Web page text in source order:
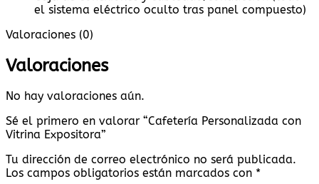
el sistema eléctrico oculto tras panel compuesto)
Valoraciones (0)
Valoraciones
No hay valoraciones aún.
Sé el primero en valorar “Cafetería Personalizada con
Vitrina Expositora”
Tu dirección de correo electrónico no será publicada.
Los campos obligatorios están marcados con *